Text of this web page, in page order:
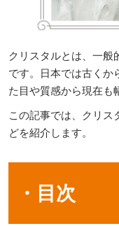
クリスタルとは、一般
です。日本では古くか
た目や質感から現在も
この記事では、クリス
どを紹介します。
・目次